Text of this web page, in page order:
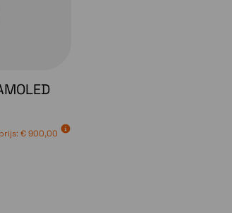
€ 900,00